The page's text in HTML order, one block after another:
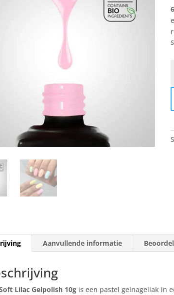
Aanvullende informatie
Lilac Gelpolish 10g is een pastel gelnagellak in